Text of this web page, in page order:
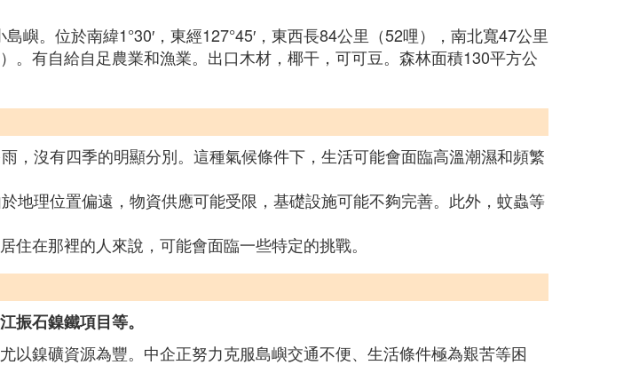
。位於南緯1°30′，東經127°45′，東西長84公里（52哩），南北寬47公里
。有自給自足農業和漁業。出口木材，椰干，可可豆。森林面積130平方公
，沒有四季的明顯分別。這種氣候條件下，生活可能會面臨高溫潮濕和頻繁
地理位置偏遠，物資供應可能受限，基礎設施可能不夠完善。此外，蚊蟲等
在那裡的人來說，可能會面臨一些特定的挑戰。
振石鎳鐵項目等。
鎳礦資源為豐。中企正努力克服島嶼交通不便、生活條件極為艱苦等困